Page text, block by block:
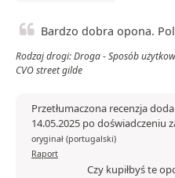
Bardzo dobra opona.
Rodzaj drogi: Droga - Sposób
CVO street gilde
Przetłumaczona recenzja
14.05.2025 po doświadczeniu
oryginał (portugalski)
Raport
Czy kupiłbyś te